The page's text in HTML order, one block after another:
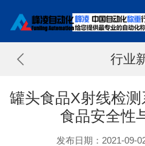
行业
罐头食品X射线检
食品安全性
发布日期：2021-09-